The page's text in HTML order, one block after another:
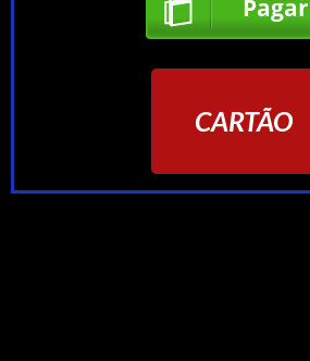
CARTÃO